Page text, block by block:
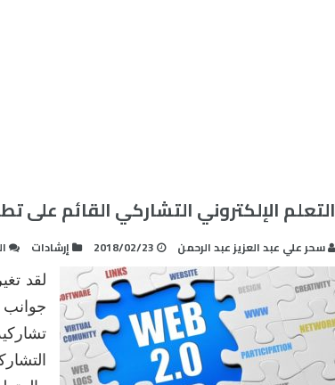
التعلم الإلكتروني التشاركي القائم على
سحر علي عبد العزيز عبد الرحمن 2018/02/23 إرشادات
لقد
جوانب